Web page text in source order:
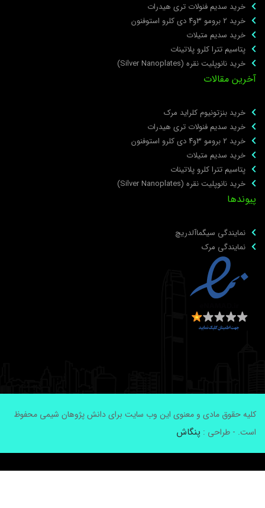
خرید سدیم فنولات تری هیدرات
خرید ۲ برومو ۳و۴ دی‌ کلرو استوفنون
خرید سدیم متیلات
پتاسیم تترا کلرو پلاتینات
خرید نانوپلیت نقره (Silver Nanoplates)
مقالات
خرید بنزتونیوم کلراید مرک
خرید سدیم فنولات تری هیدرات
خرید ۲ برومو ۳و۴ دی‌ کلرو استوفنون
خرید سدیم متیلات
پتاسیم تترا کلرو پلاتینات
خرید نانوپلیت نقره (Silver Nanoplates)
نمایندگی سیگماآلدریچ
نمایندگی مرک
حقوق مادی و معنوی این وب سایت برای دانش پژوهان شیمی محفوظ
- طراحی :پنگاش